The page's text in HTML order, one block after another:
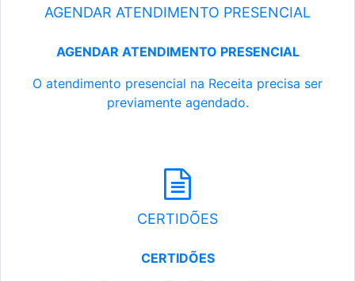
AGENDAR ATENDIMENTO PRESENCIAL
AGENDAR ATENDIMENTO PRESENCIAL
O atendimento presencial na Receita precisa ser
previamente agendado.
CERTIDÕES
CERTIDÕES